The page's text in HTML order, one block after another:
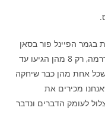
רשתות בגמר הפיינל פור בסאן
אנטוניו. אחרי הרבה משחקים ואפילו קצת דרמה, רק 8 מהן הגיעו עד
אחת מהן כבר שיחקה
שאנחנו מכירים את
לעומק הדברים ונדבר